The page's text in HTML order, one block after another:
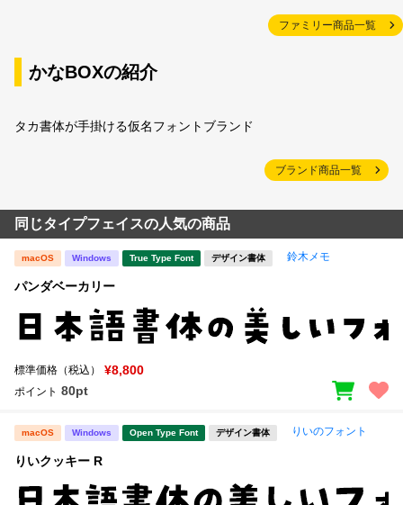
ファミリー商品一覧
かなBOXの紹介
タカ書体が手掛ける仮名フォントブランド
ブランド商品一覧
同じタイプフェイスの人気の商品
macOS Windows True Type Font デザイン書体 鈴木メモ
パンダベーカリー
標準価格（税込） ¥8,800
ポイント 80pt
macOS Windows Open Type Font デザイン書体 りいのフォント
りいクッキー R